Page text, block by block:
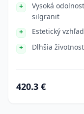
Vysoká
silgranit
Estetický
Dlhšia
420.3 €